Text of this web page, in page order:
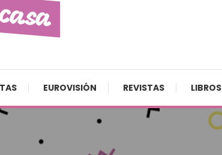
EUROVISIÓN REVISTAS LIBROS